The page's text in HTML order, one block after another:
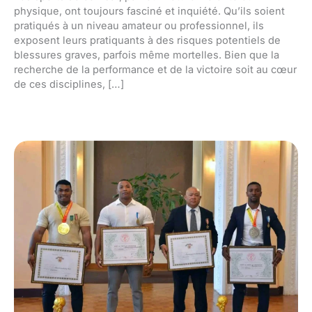
physique, ont toujours fasciné et inquiété. Qu’ils soient
pratiqués à un niveau amateur ou professionnel, ils
exposent leurs pratiquants à des risques potentiels de
blessures graves, parfois même mortelles. Bien que la
recherche de la performance et de la victoire soit au cœur
de ces disciplines, […]